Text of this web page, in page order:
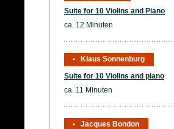
Suite for 10 Violins and Piano
ca. 12 Minuten
Klaus Sonnenburg
Suite for 10 Violins and piano
ca. 11 Minuten
Jacques Bondon